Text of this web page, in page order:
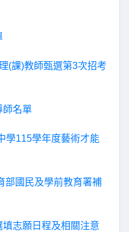
(課)教師甄選第3次招考
師名單
學115學年度藝術才能
部國民及學前教育署補
志願日程及相關注意